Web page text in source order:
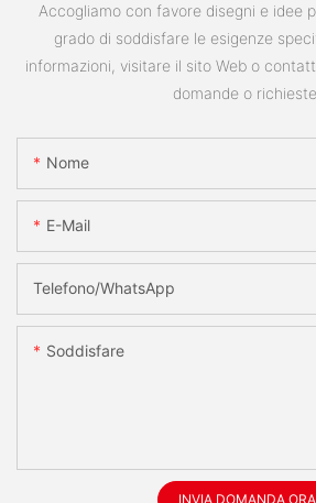
Accogliamo con favore disegni e idee
grado di soddisfare le esigenze
informazioni, visitare il sito Web o
domande o richieste.
Nome
E-Mail
Telefono/WhatsApp
Soddisfare
INVIA DOMANDA ORA